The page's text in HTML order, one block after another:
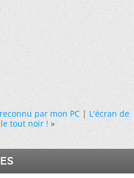
par mon PC|L'écran de
tout noir ! »